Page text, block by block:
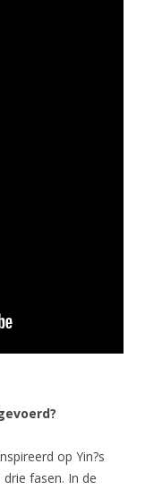
op Yin?s
fasen. In de